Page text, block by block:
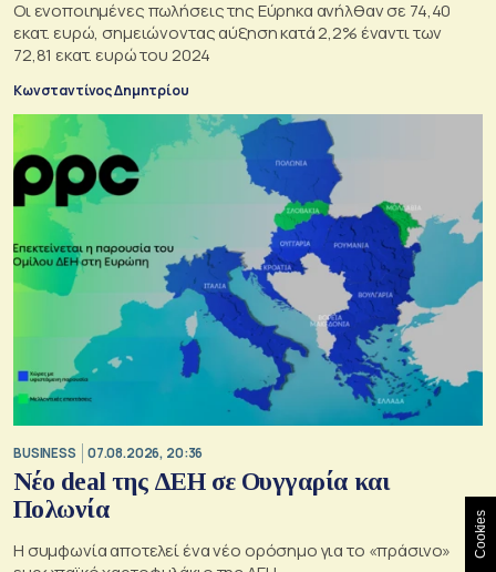
Οι ενοποιημένες πωλήσεις της Εύρηκα ανήλθαν σε 74,40
εκατ. ευρώ, σημειώνοντας αύξηση κατά 2,2% έναντι των
72,81 εκατ. ευρώ του 2024
Κωνσταντίνος Δημητρίου
BUSINESS 07.08.2026, 20:36
Νέο deal της ΔΕΗ σε Ουγγαρία και
Πολωνία
Η συμφωνία αποτελεί ένα νέο ορόσημο για το «πράσινο»
Cookies